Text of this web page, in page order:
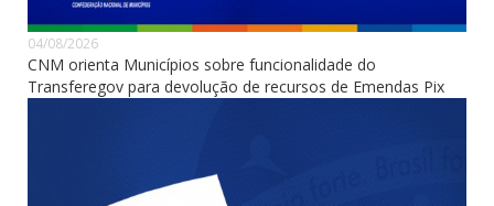
04/08/2026
CNM orienta Municípios sobre funcionalidade do
Transferegov para devolução de recursos de Emendas Pix